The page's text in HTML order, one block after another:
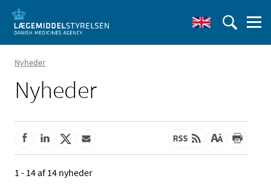
Nyheder
Nyheder
1 - 14 af 14 nyheder